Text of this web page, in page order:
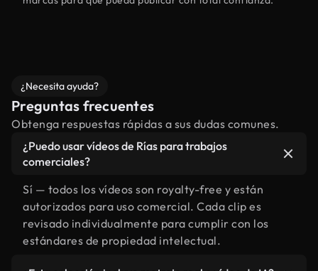
¿Necesita ayuda?
Preguntas frecuentes
Obtenga respuestas rápidas a sus dudas comunes.
¿Puedo usar vídeos de Rías para trabajos
comerciales?
Sí — todos los vídeos son royalty-free y están
autorizados para uso comercial. Cada clip es
revisado individualmente para cumplir con los
estándares de propiedad intelectual.